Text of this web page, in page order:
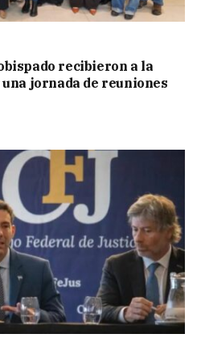
recibieron a la
jornada de reuniones